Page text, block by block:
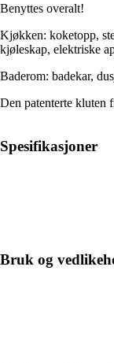
Benyttes overalt!
Kjøkken: koketopp,
kjøleskap, elektriske
Baderom: badekar,
Den patenterte kluten
Spesifikasjoner
Bruk og